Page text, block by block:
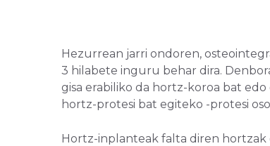
Hezurrean jarri ondoren,
3 hilabete inguru behar dira.
gisa erabiliko da hortz-koroa bat
hortz-protesi bat egiteko -protesi
Hortz-inplanteak falta diren